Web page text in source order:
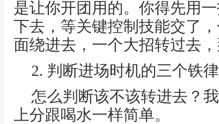
是让你开团用的。你得先用
下去，等关键控制技能交了
面绕进去，一个大招转过去
2. 判断进场时机的三个铁
怎么判断该不该转进去？
上分跟喝水一样简单。